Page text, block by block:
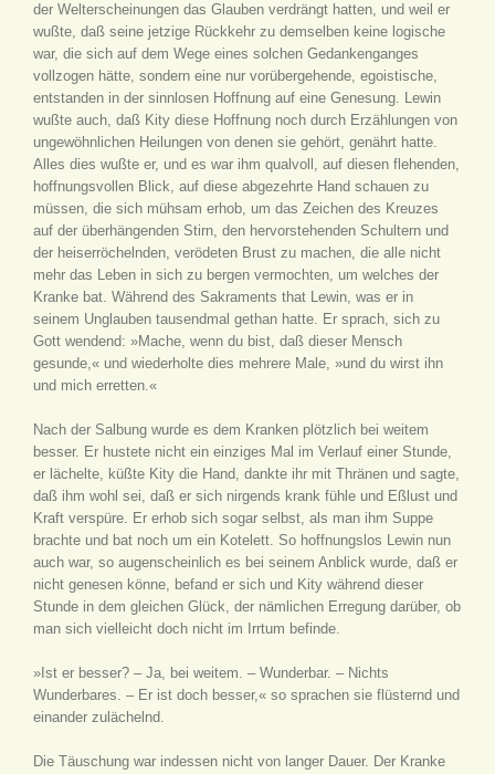
der Welterscheinungen das Glauben verdrängt hatten, und weil er
wußte, daß seine jetzige Rückkehr zu demselben keine logische
war, die sich auf dem Wege eines solchen Gedankenganges
vollzogen hätte, sondern eine nur vorübergehende, egoistische,
entstanden in der sinnlosen Hoffnung auf eine Genesung. Lewin
wußte auch, daß Kity diese Hoffnung noch durch Erzählungen von
ungewöhnlichen Heilungen von denen sie gehört, genährt hatte.
Alles dies wußte er, und es war ihm qualvoll, auf diesen flehenden,
hoffnungsvollen Blick, auf diese abgezehrte Hand schauen zu
müssen, die sich mühsam erhob, um das Zeichen des Kreuzes
auf der überhängenden Stirn, den hervorstehenden Schultern und
der heiserröchelnden, verödeten Brust zu machen, die alle nicht
mehr das Leben in sich zu bergen vermochten, um welches der
Kranke bat. Während des Sakraments that Lewin, was er in
seinem Unglauben tausendmal gethan hatte. Er sprach, sich zu
Gott wendend: »Mache, wenn du bist, daß dieser Mensch
gesunde,« und wiederholte dies mehrere Male, »und du wirst ihn
und mich erretten.«
Nach der Salbung wurde es dem Kranken plötzlich bei weitem
besser. Er hustete nicht ein einziges Mal im Verlauf einer Stunde,
er lächelte, küßte Kity die Hand, dankte ihr mit Thränen und sagte,
daß ihm wohl sei, daß er sich nirgends krank fühle und Eßlust und
Kraft verspüre. Er erhob sich sogar selbst, als man ihm Suppe
brachte und bat noch um ein Kotelett. So hoffnungslos Lewin nun
auch war, so augenscheinlich es bei seinem Anblick wurde, daß er
nicht genesen könne, befand er sich und Kity während dieser
Stunde in dem gleichen Glück, der nämlichen Erregung darüber, ob
man sich vielleicht doch nicht im Irrtum befinde.
»Ist er besser? – Ja, bei weitem. – Wunderbar. – Nichts
Wunderbares. – Er ist doch besser,« so sprachen sie flüsternd und
einander zulächelnd.
Die Täuschung war indessen nicht von langer Dauer. Der Kranke